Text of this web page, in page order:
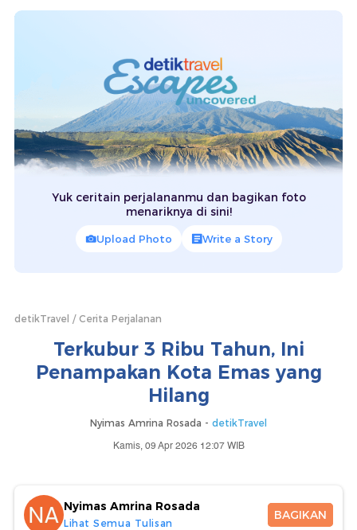
Yuk ceritain perjalananmu dan bagikan foto
menariknya di sini!
Upload Photo Write a Story
detikTravel Cerita Perjalanan
Terkubur 3 Ribu Tahun, Ini
Penampakan Kota Emas yang
Hilang
Nyimas Amrina Rosada - detikTravel
Kamis, 09 Apr 2026 12:07 WIB
Nyimas Amrina Rosada
Lihat Semua Tulisan
BAGIKAN